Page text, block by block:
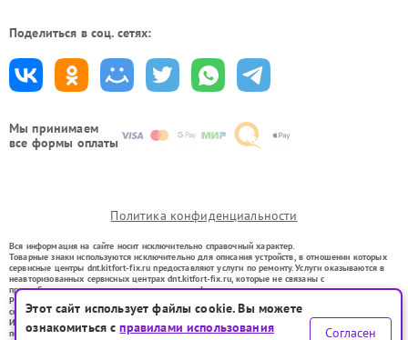
Мы принимаем
все формы оплаты
Поделиться в соц. сетях:
Политика конфиденциальности
Вся информация на сайте носит исключительно справочный характер.
Товарные знаки используются исключительно для описания устройств, в отношении которых
сервисные центры dnt.kitfort-fix.ru предоставляют услуги по ремонту. Услуги оказываются в
неавторизованных сервисных центрах dnt.kitfort-fix.ru, которые не связаны с
правообладателями товарных знаков или их официальными представителями.
Ремонт осуществляется для устройств, уже введенных в гражданский оборот в соответствии
со статьей 1487 ГК РФ.
Использование товарных знаков не преследует цели индивидуализации услуг или введения
потребителей в заблуждение, а служит для информирования о предоставляемых услугах по
Этот сайт использует файлы cookie. Вы можете
ознакомиться справилами использования
Согласен